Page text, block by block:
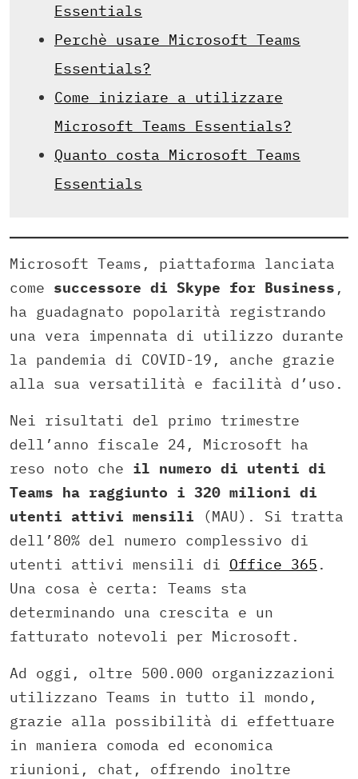
Essentials
Perchè usare Microsoft Teams
Essentials?
Come iniziare a utilizzare
Microsoft Teams Essentials?
Quanto costa Microsoft Teams
Essentials
Microsoft Teams, piattaforma lanciata
come successore di Skype for Business ,
ha guadagnato popolarità registrando
una vera impennata di utilizzo durante
la pandemia di COVID-19, anche grazie
alla sua versatilità e facilità d’uso.
Nei risultati del primo trimestre
dell’anno fiscale 24, Microsoft ha
reso noto che il numero di utenti di
Teams ha raggiunto i 320 milioni di
utenti attivi mensili (MAU). Si tratta
dell’80% del numero complessivo di
utenti attivi mensili di Office 365 .
Una cosa è certa: Teams sta
determinando una crescita e un
fatturato notevoli per Microsoft.
Ad oggi, oltre 500.000 organizzazioni
utilizzano Teams in tutto il mondo,
grazie alla possibilità di effettuare
in maniera comoda ed economica
riunioni, chat, offrendo inoltre